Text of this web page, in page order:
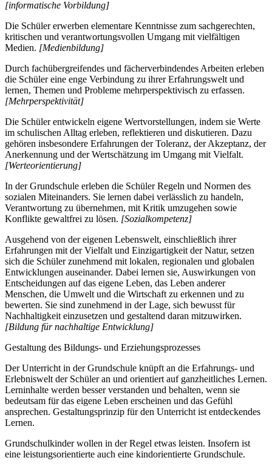
[informatische Vorbildung]
Die Schüler erwerben elementare Kenntnisse zum sachgerechten,
kritischen und verantwortungsvollen Umgang mit vielfältigen
Medien. [Medienbildung]
Durch fachübergreifendes und fächerverbindendes Arbeiten erleben
die Schüler eine enge Verbindung zu ihrer Erfahrungswelt und
lernen, Themen und Probleme mehrperspektivisch zu erfassen.
[Mehrperspektivität]
Die Schüler entwickeln eigene Wertvorstellungen, indem sie Werte
im schulischen Alltag erleben, reflektieren und diskutieren. Dazu
gehören insbesondere Erfahrungen der Toleranz, der Akzeptanz, der
Anerkennung und der Wertschätzung im Umgang mit Vielfalt.
[Werteorientierung]
In der Grundschule erleben die Schüler Regeln und Normen des
sozialen Miteinanders. Sie lernen dabei verlässlich zu handeln,
Verantwortung zu übernehmen, mit Kritik umzugehen sowie
Konflikte gewaltfrei zu lösen. [Sozialkompetenz]
Ausgehend von der eigenen Lebenswelt, einschließlich ihrer
Erfahrungen mit der Vielfalt und Einzigartigkeit der Natur, setzen
sich die Schüler zunehmend mit lokalen, regionalen und globalen
Entwicklungen auseinander. Dabei lernen sie, Auswirkungen von
Entscheidungen auf das eigene Leben, das Leben anderer
Menschen, die Umwelt und die Wirtschaft zu erkennen und zu
bewerten. Sie sind zunehmend in der Lage, sich bewusst für
Nachhaltigkeit einzusetzen und gestaltend daran mitzuwirken.
[Bildung für nachhaltige Entwicklung]
Gestaltung des Bildungs- und Erziehungsprozesses
Der Unterricht in der Grundschule knüpft an die Erfahrungs- und
Erlebniswelt der Schüler an und orientiert auf ganzheitliches Lernen.
Lerninhalte werden besser verstanden und behalten, wenn sie
bedeutsam für das eigene Leben erscheinen und das Gefühl
ansprechen. Gestaltungsprinzip für den Unterricht ist entdeckendes
Lernen.
Grundschulkinder wollen in der Regel etwas leisten. Insofern ist
eine leistungsorientierte auch eine kindorientierte Grundschule.